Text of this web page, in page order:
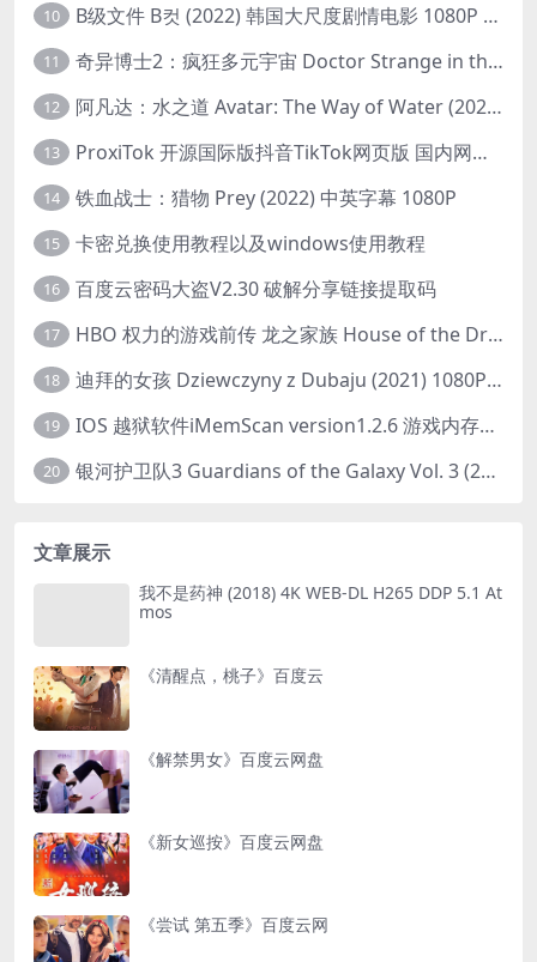
10 B级文件 B컷 (2022) 韩国大尺度剧情电影 1080P 中字
11 奇异博士2：疯狂多元宇宙 Doctor Strange in the Multiverse of Madness (2022) 高清版1080p
12 阿凡达：水之道 Avatar: The Way of Water (2022) 1080p 2k 4k 中文字幕
13 ProxiTok 开源国际版抖音TikTok网页版 国内网络直连
14 铁血战士：猎物 Prey (2022) 中英字幕 1080P
15 卡密兑换使用教程以及windows使用教程
16 百度云密码大盗V2.30 破解分享链接提取码
17 HBO 权力的游戏前传 龙之家族 House of the Dragon (2022) 中字 1080P 更新4集
18 迪拜的女孩 Dziewczyny z Dubaju (2021) 1080P 中字
19 IOS 越狱软件iMemScan version1.2.6 游戏内存修改器
20 银河护卫队3 Guardians of the Galaxy Vol. 3 (2023)4K高清资源1080p只分享精品
文章展示
我不是药神 (2018) 4K WEB-DL H265 DDP 5.1 At
mos
《清醒点，桃子》百度云
《解禁男女》百度云网盘
《新女巡按》百度云网盘
《尝试 第五季》百度云网